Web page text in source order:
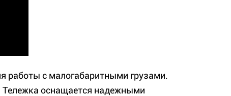
работы с малогабаритными грузами.
оснащается надежными